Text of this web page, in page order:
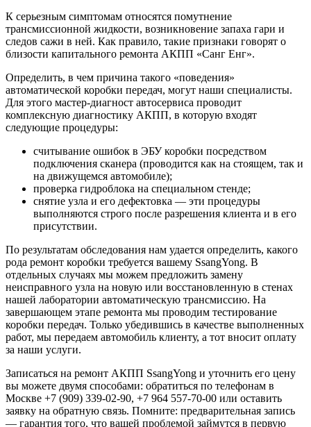
К серьезным симптомам относятся помутнение
трансмиссионной жидкости, возникновение запаха гари и
следов сажи в ней. Как правило, такие признаки говорят о
близости капитального ремонта АКПП «Санг Енг».
Определить, в чем причина такого «поведения»
автоматической коробки передач, могут наши специалисты.
Для этого мастер-диагност автосервиса проводит
комплексную диагностику АКПП, в которую входят
следующие процедуры:
считывание ошибок в ЭБУ коробки посредством
подключения сканера (проводится как на стоящем, так и
на движущемся автомобиле);
проверка гидроблока на специальном стенде;
снятие узла и его дефектовка — эти процедуры
выполняются строго после разрешения клиента и в его
присутствии.
По результатам обследования нам удается определить, какого
рода ремонт коробки требуется вашему SsangYong. В
отдельных случаях мы можем предложить замену
неисправного узла на новую или восстановленную в стенах
нашей лаборатории автоматическую трансмиссию. На
завершающем этапе ремонта мы проводим тестирование
коробки передач. Только убедившись в качестве выполненных
работ, мы передаем автомобиль клиенту, а тот вносит оплату
за наши услуги.
Записаться на ремонт АКПП SsangYong и уточнить его цену
вы можете двумя способами: обратиться по телефонам в
Москве +7 (909) 339-02-90, +7 964 557-70-00 или оставить
заявку на обратную связь. Помните: предварительная запись
— гарантия того, что вашей проблемой займутся в первую